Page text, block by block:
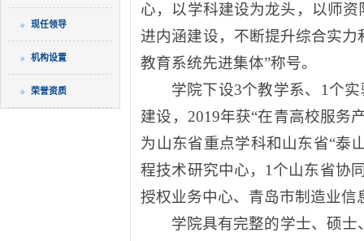
现任领导
机构设置
荣誉资质
心，以学科建设为龙头，以师
进内涵建设，不断提升综合实力
教育系统先进集体”称号。
学院下设3个教学系、1个
建设，2019年获“在青高校服务
为山东省重点学科和山东省“泰
程技术研究中心，1个山东省协
授权业务中心、青岛市制造业
学院具有完整的学士、硕